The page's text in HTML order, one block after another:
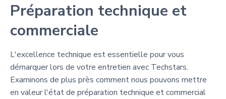
Préparation technique et
commerciale
L'excellence technique est essentielle pour vous
démarquer lors de votre entretien avec Techstars.
Examinons de plus près comment nous pouvons mettre
en valeur l'état de préparation technique et commercial